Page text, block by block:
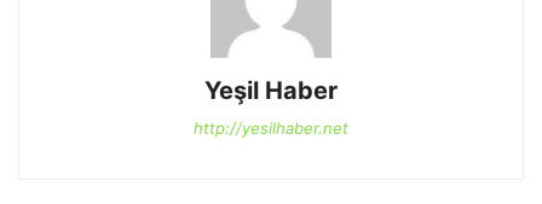
Yeşil Haber
http://yesilhaber.net